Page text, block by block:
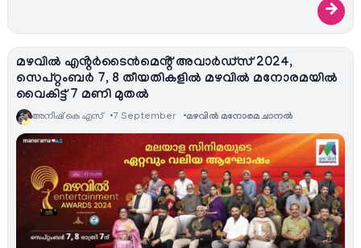
→
മഴവിൽ എൻ്റർടൈൻമെൻ്റ് അവാർഡ്സ് 2024,
സെപ്റ്റംബർ 7, 8 തീയതികളിൽ മഴവിൽ മനോരമയിൽ
വൈകിട്ട് 7 മണി മുതൽ
അനീഷ്‌ കെ എസ് 7 September മഴവിൽ മനോരമ ചാനല്‍